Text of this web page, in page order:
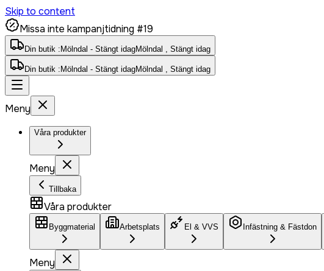
Skip to content
Missa inte kampanjtidning #19
Din butik : Mölndal - Stängt idagMölndal , Stängt idag
Din butik : Mölndal - Stängt idagMölndal , Stängt idag
Meny
Våra produkter
Meny
Tillbaka
Våra produkter
Byggmaterial Arbetsplats El & VVS Infästning & Fästdon
Meny